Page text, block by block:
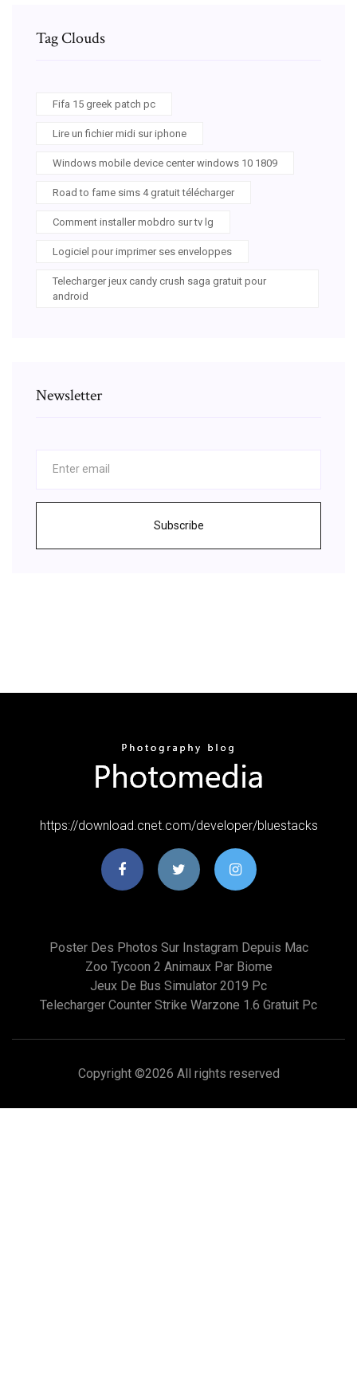
Tag Clouds
Fifa 15 greek patch pc
Lire un fichier midi sur iphone
Windows mobile device center windows 10 1809
Road to fame sims 4 gratuit télécharger
Comment installer mobdro sur tv lg
Logiciel pour imprimer ses enveloppes
Telecharger jeux candy crush saga gratuit pour
android
Newsletter
Subscribe
https://download.cnet.com/developer/bluestacks
Poster Des Photos Sur Instagram Depuis Mac
Zoo Tycoon 2 Animaux Par Biome
Jeux De Bus Simulator 2019 Pc
Telecharger Counter Strike Warzone 1.6 Gratuit Pc
Copyright ©2026 All rights reserved